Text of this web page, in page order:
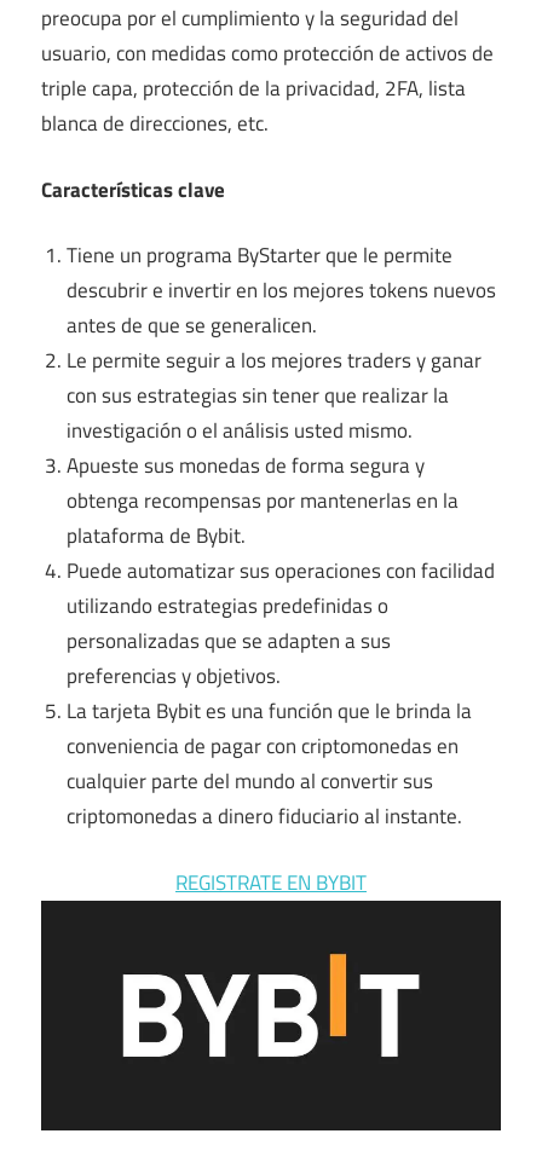
preocupa por el cumplimiento y la seguridad del
usuario, con medidas como protección de activos de
triple capa, protección de la privacidad, 2FA, lista
blanca de direcciones, etc.
Características clave
Tiene un programa ByStarter que le permite
descubrir e invertir en los mejores tokens nuevos
antes de que se generalicen.
Le permite seguir a los mejores traders y ganar
con sus estrategias sin tener que realizar la
investigación o el análisis usted mismo.
Apueste sus monedas de forma segura y
obtenga recompensas por mantenerlas en la
plataforma de Bybit.
Puede automatizar sus operaciones con facilidad
utilizando estrategias predefinidas o
personalizadas que se adapten a sus
preferencias y objetivos.
La tarjeta Bybit es una función que le brinda la
conveniencia de pagar con criptomonedas en
cualquier parte del mundo al convertir sus
criptomonedas a dinero fiduciario al instante.
REGISTRATE EN BYBIT